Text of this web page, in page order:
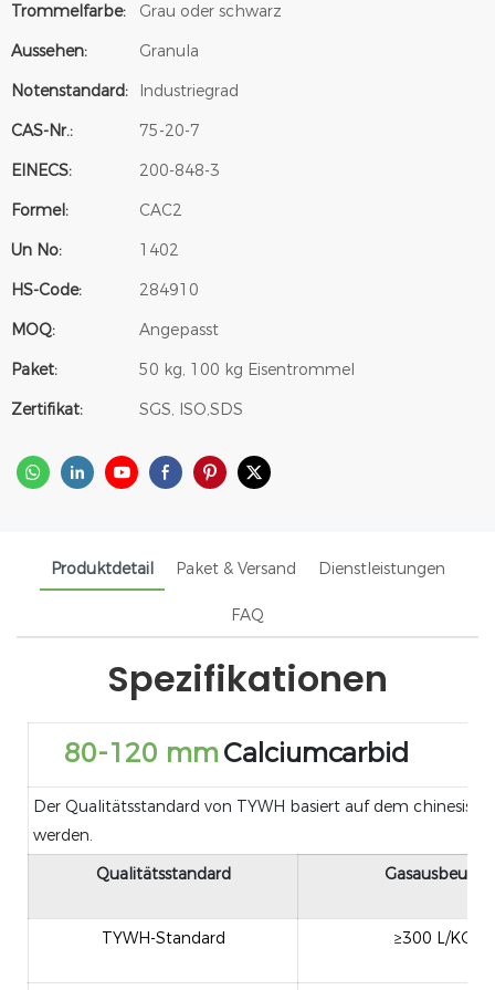
Trommelfarbe:
Grau oder schwarz
Aussehen:
Granula
Notenstandard:
Industriegrad
CAS-Nr.:
75-20-7
EINECS:
200-848-3
Formel:
CAC2
Un No:
1402
HS-Code:
284910
MOQ:
Angepasst
Paket:
50 kg, 100 kg Eisentrommel
Zertifikat:
SGS, ISO,SDS
Produktdetail Paket & Versand Dienstleistungen
FAQ
Spezifikationen
80-120 mm Calciumcarbid
Der Qualitätsstandard von TYWH basiert auf dem
werden.
Qualitätsstandard
Gasausbeute
TYWH-Standard ≥300 L/KG